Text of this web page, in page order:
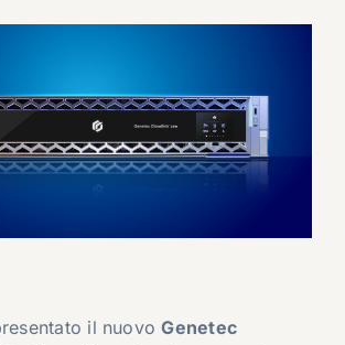
il nuovoGenetec